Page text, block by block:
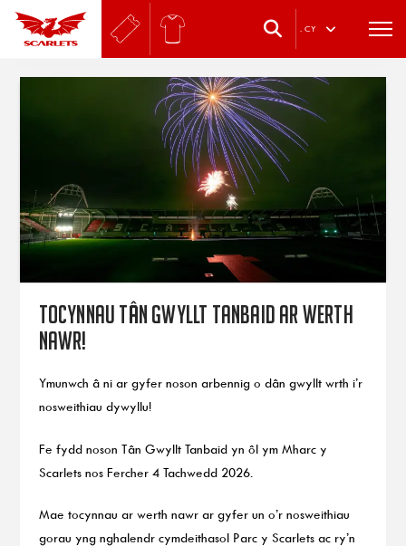
. CY
Tocynnau Tân Gwyllt Tanbaid ar werth
nawr!
Ymunwch â ni ar gyfer noson arbennig o dân gwyllt wrth i’r
nosweithiau dywyllu!
Fe fydd noson Tân Gwyllt Tanbaid yn ôl ym Mharc y
Scarlets nos Fercher 4 Tachwedd 2026.
Mae tocynnau ar werth nawr ar gyfer un o’r nosweithiau
gorau yng nghalendr cymdeithasol Parc y Scarlets ac ry’n